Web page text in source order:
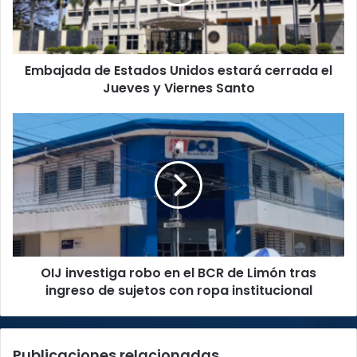
el
Jueves
y
Viernes
Embajada de Estados Unidos estará cerrada el
Jueves y Viernes Santo
investiga
robo
en
BCR
Limón
tras
ingresoOIJ investiga robo en el BCR de Limón tras
ingreso de sujetos con ropa institucional